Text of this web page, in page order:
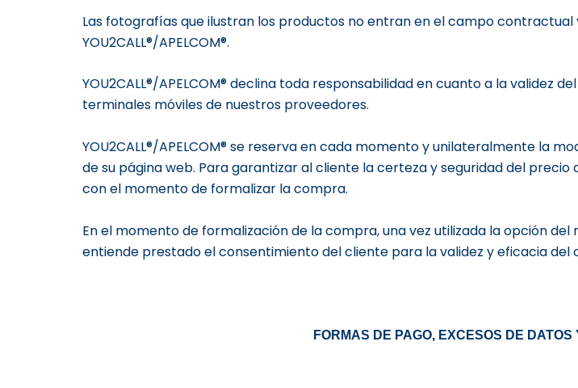
Las fotografías que ilustran los productos no entran en el campo
YOU2CALL®/APELCOM®.
YOU2CALL®/APELCOM® declina toda responsabilidad en cuanto a la validez
terminales móviles de nuestros proveedores.
YOU2CALL®/APELCOM® se reserva en cada momento y unilateralmente la
de su página web. Para garantizar al cliente la certeza y seguridad del
con el momento de formalizar la compra.
En el momento de formalización de la compra, una vez utilizada la opción
entiende prestado el consentimiento del cliente para la validez y eficacia
FORMAS DE PAGO, EXCESOS DE